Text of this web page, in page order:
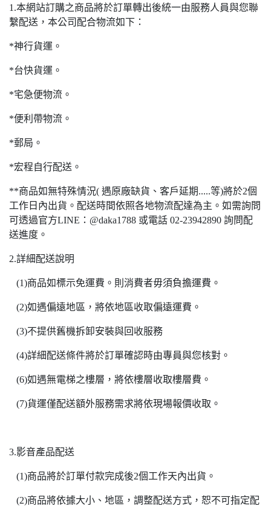
1.本網站訂購之商品將於訂單轉出後統一由服務人員與您聯
繫配送，本公司配合物流如下：
*神行貨運。
*台快貨運。
*宅急便物流。
*便利帶物流。
*郵局。
*宏程自行配送。
**商品如無特殊情況( 遇原廠缺貨、客戶延期.....等)將於2個
工作日內出貨。配送時間依照各地物流配達為主。如需詢問
可透過官方LINE：@daka1788 或電話 02-23942890 詢問配
送進度。
2.詳細配送說明
(1)商品如標示免運費。則消費者毋須負擔運費。
(2)如遇偏遠地區，將依地區收取偏遠運費。
(3)不提供舊機拆卸安裝與回收服務
(4)詳細配送條件將於訂單確認時由專員與您核對。
(6)如遇無電梯之樓層，將依樓層收取樓層費。
(7)貨運僅配送額外服務需求將依現場報價收取。
3.影音產品配送
(1)商品將於訂單付款完成後2個工作天內出貨。
(2)商品將依據大小、地區，調整配送方式，恕不可指定配